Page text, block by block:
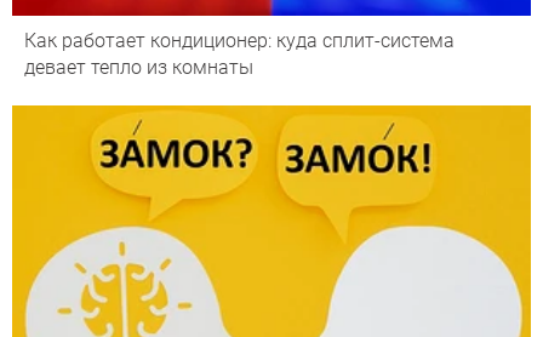
Как работает кондиционер: куда сплит-система
девает тепло из комнаты